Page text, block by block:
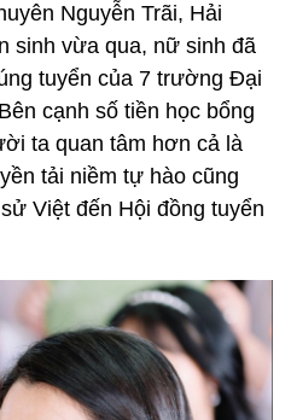
Nguyễn Trãi, Hải
sinh vừa qua, nữ sinh đã
tuyển của 7 trường Đại
Bên cạnh số tiền học bổng
ta quan tâm hơn cả là
tải niềm tự hào cũng
Việt đến Hội đồng tuyển